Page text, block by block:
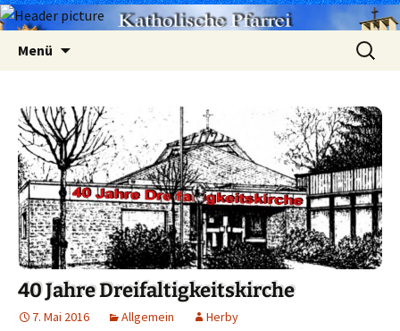
Menü
Suchen
nach:
40 Jahre Dreifaltigkeitskirche
7. Mai 2016 Allgemein Herby